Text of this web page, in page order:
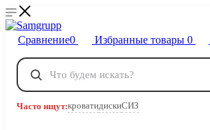
Сравнение0 Избранные товары 0
Телефоны
8 800 222-40-09
Часто ищут:кроватидискиСИЗ